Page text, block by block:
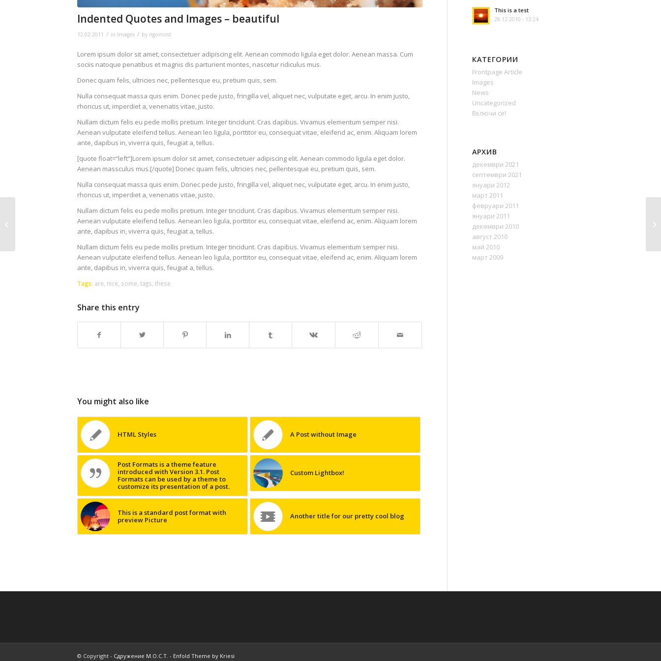
Indented Quotes and Images – beautiful
12.02.2011 / in Images / by ngomost
Lorem ipsum dolor sit amet, consectetuer adipiscing elit. Aenean commodo ligula eget dolor. Aenean massa. Cum
sociis natoque penatibus et magnis dis parturient montes, nascetur ridiculus mus.
Donec quam felis, ultricies nec, pellentesque eu, pretium quis, sem.
Nulla consequat massa quis enim. Donec pede justo, fringilla vel, aliquet nec, vulputate eget, arcu. In enim justo,
rhoncus ut, imperdiet a, venenatis vitae, justo.
Nullam dictum felis eu pede mollis pretium. Integer tincidunt. Cras dapibus. Vivamus elementum semper nisi.
Aenean vulputate eleifend tellus. Aenean leo ligula, porttitor eu, consequat vitae, eleifend ac, enim. Aliquam lorem
ante, dapibus in, viverra quis, feugiat a, tellus.
[quote float=“left“]Lorem ipsum dolor sit amet, consectetuer adipiscing elit. Aenean commodo ligula eget dolor.
Aenean massculus mus.[/quote] Donec quam felis, ultricies nec, pellentesque eu, pretium quis, sem.
Nulla consequat massa quis enim. Donec pede justo, fringilla vel, aliquet nec, vulputate eget, arcu. In enim justo,
rhoncus ut, imperdiet a, venenatis vitae, justo.
Nullam dictum felis eu pede mollis pretium. Integer tincidunt. Cras dapibus. Vivamus elementum semper nisi.
Aenean vulputate eleifend tellus. Aenean leo ligula, porttitor eu, consequat vitae, eleifend ac, enim. Aliquam lorem
ante, dapibus in, viverra quis, feugiat a, tellus.
Nullam dictum felis eu pede mollis pretium. Integer tincidunt. Cras dapibus. Vivamus elementum semper nisi.
Aenean vulputate eleifend tellus. Aenean leo ligula, porttitor eu, consequat vitae, eleifend ac, enim. Aliquam lorem
ante, dapibus in, viverra quis, feugiat a, tellus.
Tags: are nice some tags these
Share this entry
You might also like
HTML Styles A Post without Image
Post Formats is a theme feature
introduced with Version 3.1. Post
Formats can be used by a theme to
customize its presentation of a post.
Custom Lightbox!
This is a standard post format with
preview Picture
Another title for our pretty cool blog
This is a test
28.12.2010 - 13:24
КАТЕГОРИИ
Frontpage Article
Images
News
Uncategorized
Включи се!
АРХИВ
декември 2021
септември 2021
януари 2012
март 2011
февруари 2011
януари 2011
декември 2010
август 2010
май 2010
март 2009
© Copyright - Сдружение М.О.С.Т. - Enfold Theme by Kriesi
Another title for our pretty cool blog